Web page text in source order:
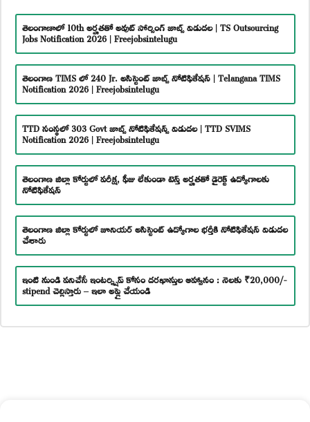
తెలంగాణాలో 10th అర్హతతో అవుట్ సోర్సింగ్ జాబ్స్ విడుదల | TS Outsourcing
Jobs Notification 2026 | Freejobsintelugu
తెలంగాణ TIMS లో 240 Jr. అసిస్టెంట్ జాబ్స్ నోటిఫికేషన్ | Telangana TIMS
Notification 2026 | Freejobsintelugu
TTD సంస్థలో 303 Govt జాబ్స్ నోటిఫికేషన్స్ విడుదల | TTD SVIMS
Notification 2026 | Freejobsintelugu
తెలంగాణ జిల్లా కోర్టులో పరీక్ష, ఫీజు లేకుండా టెన్త్ అర్హతతో డైరెక్ట్ ఉద్యోగాలకు
నోటిఫికేషన్
తెలంగాణ జిల్లా కోర్టులో జూనియర్ అసిస్టెంట్ ఉద్యోగాల భర్తీకి నోటిఫికేషన్ విడుదల
చేశారు
ఇంటి నుండి పనిచేసే ఇంటర్న్షిప్ కోసం దరఖాస్తుల ఆహ్వానం : నెలకు ₹20,000/-
stipend చెల్లిస్తారు – ఇలా అప్లై చేయండి